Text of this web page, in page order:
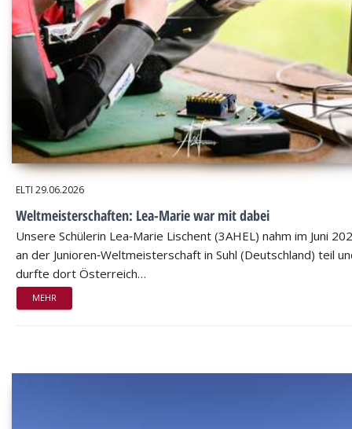
ELTI 29.06.2026
Weltmeisterschaften: Lea-Marie war mit dabei
Unsere Schülerin Lea‑Marie Lischent (3AHEL) nahm im Juni
an der Junioren‑Weltmeisterschaft in Suhl (Deutschland) teil
durfte dort Österreich…
MEHR